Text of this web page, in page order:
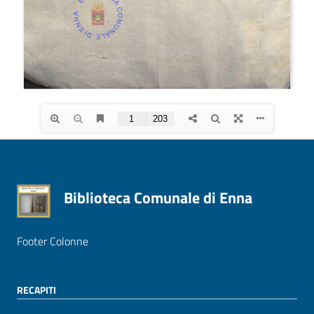
Biblioteca Comunale di Enna
Footer Colonne
RECAPITI